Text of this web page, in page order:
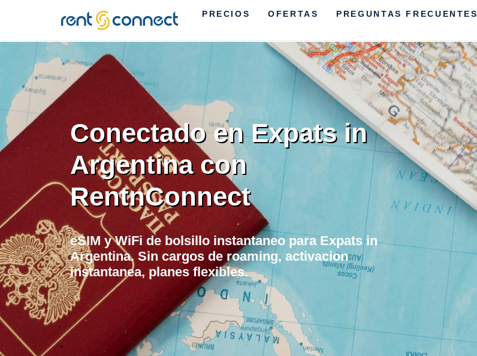
RENT'N
CONNECT
PRECIOS OFERTAS PREGUNTAS FRECUENTES
Conectado en Expats in
Argentina con
RentnConnect
eSIM y WiFi de bolsillo instantaneo para Expats in
Argentina. Sin cargos de roaming, activacion
instantanea, planes flexibles.